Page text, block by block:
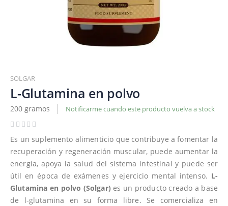
al
comienzo
de
la
galería
imágenes
SOLGAR
L-Glutamina en polvo
200 gramos Notificarme cuando este producto vuelva a stock
Es un suplemento alimenticio que contribuye a fomentar la
recuperación y regeneración muscular, puede aumentar la
energía, apoya la salud del sistema intestinal y puede ser
útil en época de exámenes y ejercicio mental intenso. L-
Glutamina en polvo (Solgar) es un producto creado a base
de l-glutamina en su forma libre. Se comercializa en